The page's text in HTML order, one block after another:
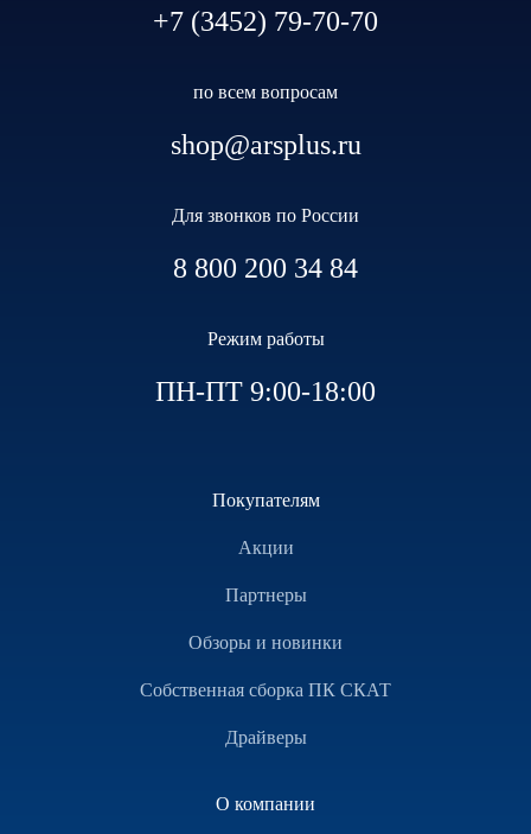
+7 (3452) 79-70-70
по всем вопросам
shop@arsplus.ru
Для звонков по России
8 800 200 34 84
Режим работы
ПН-ПТ 9:00-18:00
Покупателям
Акции
Партнеры
Обзоры и новинки
Собственная сборка ПК СКАТ
Драйверы
О компании